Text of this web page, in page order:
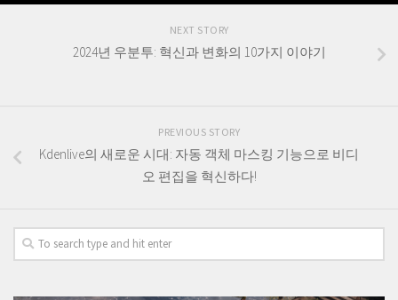
NEXT STORY
2024년 우분투: 혁신과 변화의 10가지 이야기
PREVIOUS STORY
Kdenlive의 새로운 시대: 자동 객체 마스킹 기능으로 비디
오 편집을 혁신하다!